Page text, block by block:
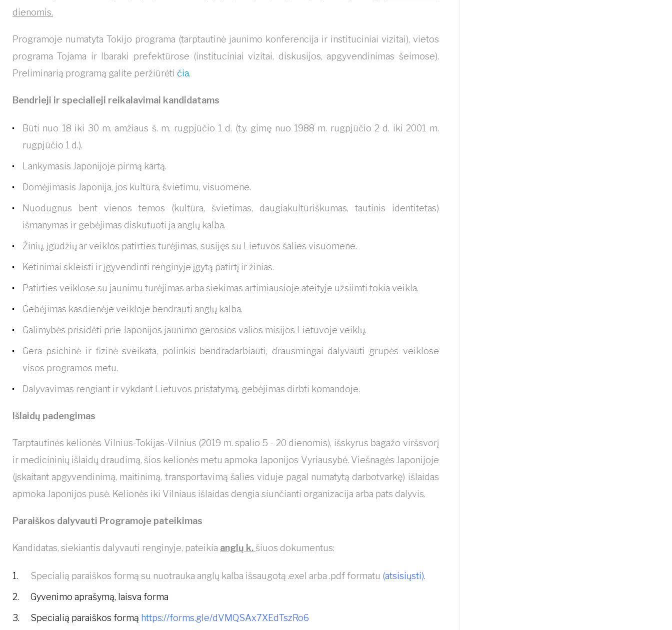
dienomis.
Programoje numatyta Tokijo programa (tarptautinė jaunimo konferencija ir instituciniai vizitai), vietos
programa Tojama ir Ibaraki prefektūrose (instituciniai vizitai, diskusijos, apgyvendinimas šeimose).
Preliminarią programą galite peržiūrėti čia.
Bendrieji ir specialieji reikalavimai kandidatams
Būti nuo 18 iki 30 m. amžiaus š. m. rugpjūčio 1 d. (t.y. gimę nuo 1988 m. rugpjūčio 2 d. iki 2001 m.
rugpjūčio 1 d.).
Lankymasis Japonijoje pirmą kartą.
Domėjimasis Japonija, jos kultūra, švietimu, visuomene.
Nuodugnus bent vienos temos (kultūra, švietimas, daugiakultūriškumas, tautinis identitetas)
išmanymas ir gebėjimas diskutuoti ja anglų kalba.
Žinių, įgūdžių ar veiklos patirties turėjimas, susijęs su Lietuvos šalies visuomene.
Ketinimai skleisti ir įgyvendinti renginyje įgytą patirtį ir žinias.
Patirties veiklose su jaunimu turėjimas arba siekimas artimiausioje ateityje užsiimti tokia veikla.
Gebėjimas kasdienėje veikloje bendrauti anglų kalba.
Galimybės prisidėti prie Japonijos jaunimo gerosios valios misijos Lietuvoje veiklų.
Gera psichinė ir fizinė sveikata, polinkis bendradarbiauti, drausmingai dalyvauti grupės veiklose
visos programos metu.
Dalyvavimas rengiant ir vykdant Lietuvos pristatymą, gebėjimas dirbti komandoje.
Išlaidų padengimas
Tarptautinės kelionės Vilnius-Tokijas-Vilnius (2019 m. spalio 5 - 20 dienomis), išskyrus bagažo viršsvorį
ir medicininių išlaidų draudimą, šios kelionės metu apmoka Japonijos Vyriausybė. Viešnagės Japonijoje
(įskaitant apgyvendinimą, maitinimą, transportavimą šalies viduje pagal numatytą darbotvarkę) išlaidas
apmoka Japonijos pusė. Kelionės iki Vilniaus išlaidas dengia siunčianti organizacija arba pats dalyvis.
Paraiškos dalyvauti Programoje pateikimas
Kandidatas, siekiantis dalyvauti renginyje, pateikia anglų k.šiuos dokumentus:
Specialią paraiškos formą su nuotrauka anglų kalba išsaugotą .exel arba .pdf formatu (atsisiųsti).
Gyvenimo aprašymą, laisva forma
Specialią paraiškos formą https://forms.gle/dVMQSAx7XEdTszRo6